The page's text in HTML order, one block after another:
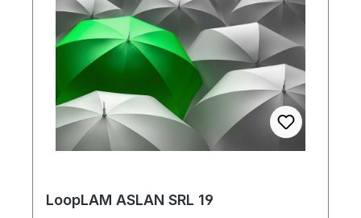
Umgebungen mit wechselnden
Lichtverhältnissen macht.
LoopLAM ASLAN SRL 19